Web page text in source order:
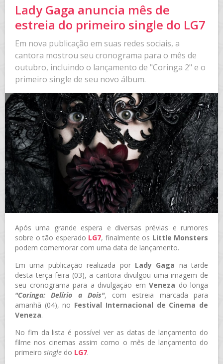
Lady Gaga anuncia mês de
estreia do primeiro single do LG7
Em nova publicação em suas redes sociais, a
cantora mostrou seu cronograma para o mês de
outubro, incluindo o lançamento de "Coringa 2" e o
primeiro single de seu novo álbum.
Após uma grande espera e diversas prévias e rumores
sobre o tão esperado LG7, finalmente os Little Monsters
podem comemorar com uma data de lançamento.
Em uma publicação realizada por Lady Gaga na tarde
desta terça-feira (03), a cantora divulgou uma imagem de
seu cronograma para a divulgação em Veneza do longa
"Coringa: Delírio a Dois", com estreia marcada para
amanhã (04), no Festival Internacional de Cinema de
Veneza.
No fim da lista é possível ver as datas de lançamento do
filme nos cinemas assim como o mês de lançamento do
primeiro single do LG7.